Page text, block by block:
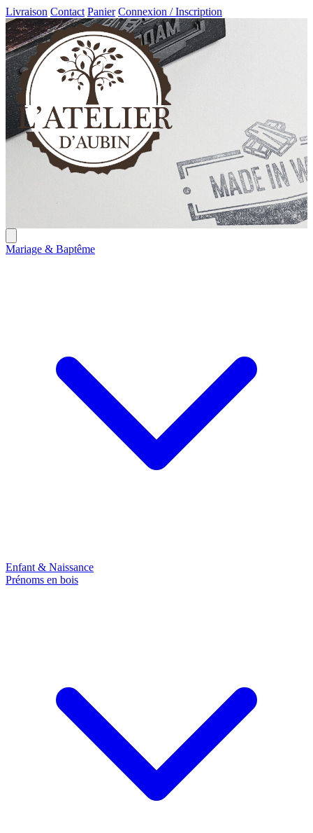
Livraison Contact Panier Connexion / Inscription
Mariage & Baptême
Enfant & Naissance
Prénoms en bois